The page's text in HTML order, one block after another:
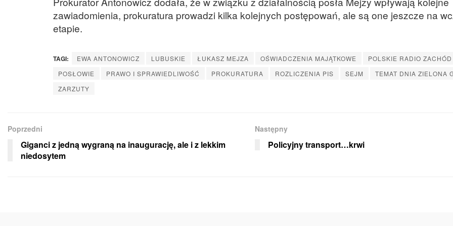
zawiadomienia, prokuratura prowadzi kilka kolejnych postępowań, ale są one jeszcze na
etapie.
TAGI: EWA ANTONOWICZ LUBUSKIE ŁUKASZ MEJZA OŚWIADCZENIA MAJĄTKOWE
POLSKIE RADIO ZACHÓD
POSŁOWIE
PRAWO I SPRAWIEDLIWOŚĆ PROKURATURA ROZLICZENIA PIS SEJM
TEMAT DNIA ZIELONA
ZARZUTY
Poprzedni
Giganci z jedną wygraną na inaugurację, ale i z lekkim
niedosytem
Następny
Policyjny transport…krwi